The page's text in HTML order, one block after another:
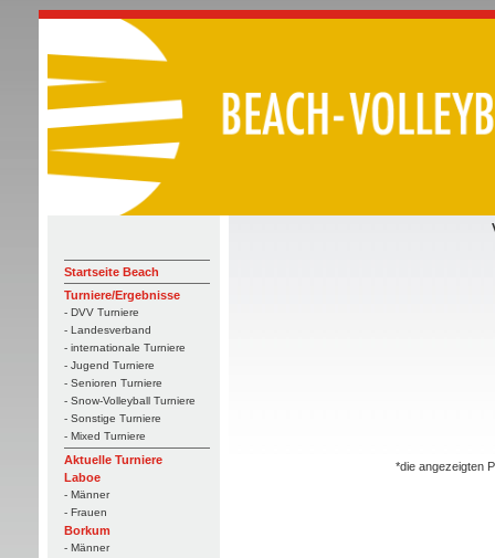
Startseite Beach
Turniere/Ergebnisse
- DVV Turniere
- Landesverband
- internationale Turniere
- Jugend Turniere
- Senioren Turniere
- Snow-Volleyball Turniere
- Sonstige Turniere
- Mixed Turniere
Aktuelle Turniere
Laboe
- Männer
- Frauen
Borkum
- Männer
*die angezeigten